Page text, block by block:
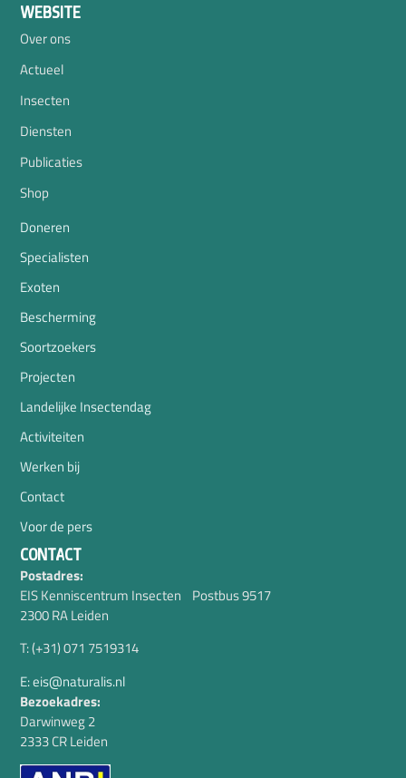
WEBSITE
Over ons
Actueel
Insecten
Diensten
Publicaties
Shop
Doneren
Specialisten
Exoten
Bescherming
Soortzoekers
Projecten
Landelijke Insectendag
Activiteiten
Werken bij
Contact
Voor de pers
CONTACT
Postadres:
EIS Kenniscentrum Insecten Postbus 9517
2300 RA Leiden
T: (+31) 071 7519314
E: eis@naturalis.nl
Bezoekadres:
Darwinweg 2
2333 CR Leiden